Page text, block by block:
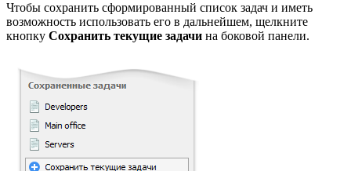
Чтобы сохранить сформированный список задач и иметь
возможность использовать его в дальнейшем, щелкните
кнопку Сохранить текущие задачи на боковой панели.